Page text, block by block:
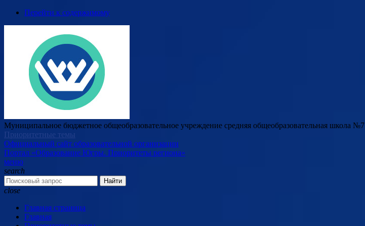
Перейти к содержимому
Муниципальное бюджетное общеобразовательное учреждение средняя общеобразовательная школа №7
Приоритетные темы
Официальный сайт образовательной организации
Портал «Образование Югры. Приоритеты региона»
меню
search
Найти
close
Главная страница
Главная